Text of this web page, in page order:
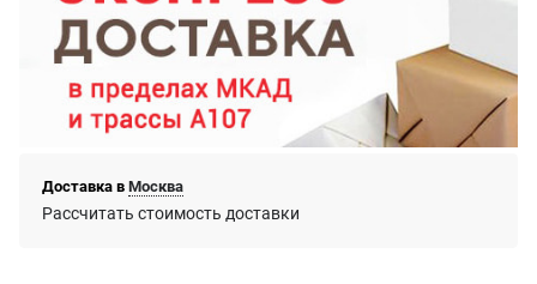
Доставка в Москва
Рассчитать стоимость доставки